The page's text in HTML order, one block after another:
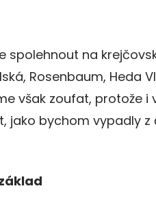
spolehnout na
Rosenbaum, Heda
však zoufat, protože
jako bychom vypadly z